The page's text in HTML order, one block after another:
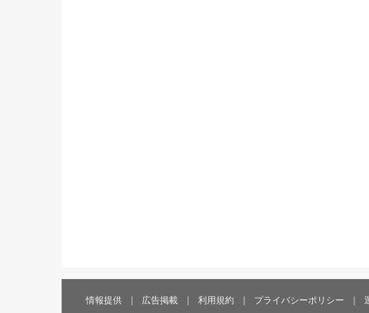
情報提供 広告掲載 利用規約 プライバシーポリシー